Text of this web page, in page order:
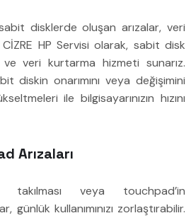
disklerde oluşan arızalar, veri
HP Servisi olarak, sabit disk
ve veri kurtarma hizmeti sunarız.
diskin onarımını veya değişimini
ile bilgisayarınızın hızını
Arızaları
takılması veya touchpad’in
günlük kullanımınızı zorlaştırabilir.